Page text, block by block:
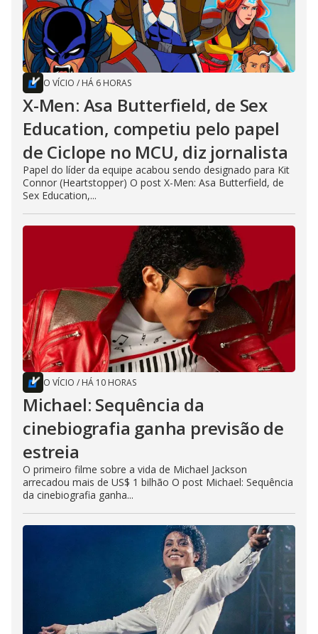
O VÍCIO / HÁ 6 HORAS
X-Men: Asa Butterfield, de Sex
Education, competiu pelo papel
de Ciclope no MCU, diz jornalista
Papel do líder da equipe acabou sendo designado para Kit
Connor (Heartstopper) O post X-Men: Asa Butterfield, de
Sex Education,...
O VÍCIO / HÁ 10 HORAS
Michael: Sequência da
cinebiografia ganha previsão de
estreia
O primeiro filme sobre a vida de Michael Jackson
arrecadou mais de US$ 1 bilhão O post Michael: Sequência
da cinebiografia ganha...